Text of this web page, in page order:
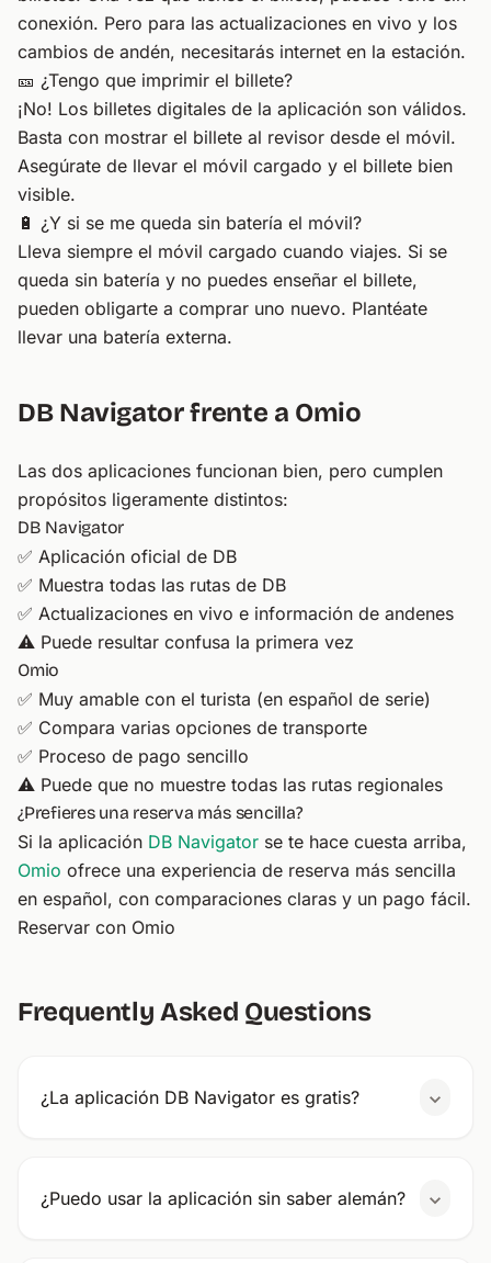
conexión. Pero para las actualizaciones en vivo y los
cambios de andén, necesitarás internet en la estación.
🎫 ¿Tengo que imprimir el billete?
¡No! Los billetes digitales de la aplicación son válidos.
Basta con mostrar el billete al revisor desde el móvil.
Asegúrate de llevar el móvil cargado y el billete bien
visible.
🔋 ¿Y si se me queda sin batería el móvil?
Lleva siempre el móvil cargado cuando viajes. Si se
queda sin batería y no puedes enseñar el billete,
pueden obligarte a comprar uno nuevo. Plantéate
llevar una batería externa.
DB Navigator frente a Omio
Las dos aplicaciones funcionan bien, pero cumplen
propósitos ligeramente distintos:
DB Navigator
✅ Aplicación oficial de DB
✅ Muestra todas las rutas de DB
✅ Actualizaciones en vivo e información de andenes
⚠️ Puede resultar confusa la primera vez
Omio
✅ Muy amable con el turista (en español de serie)
✅ Compara varias opciones de transporte
✅ Proceso de pago sencillo
⚠️ Puede que no muestre todas las rutas regionales
¿Prefieres una reserva más sencilla?
Si la aplicación DB Navigator se te hace cuesta arriba,
Omio ofrece una experiencia de reserva más sencilla
en español, con comparaciones claras y un pago fácil.
Reservar con Omio
Frequently Asked Questions
¿La aplicación DB Navigator es gratis?
¿Puedo usar la aplicación sin saber alemán?